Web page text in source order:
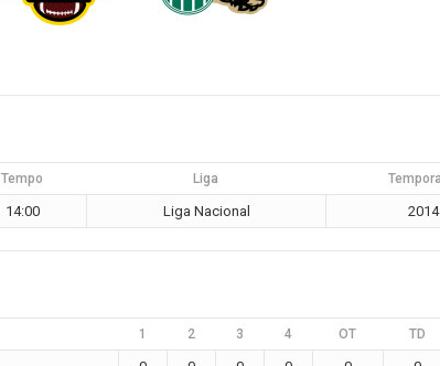
Tempo Liga
14:00 Liga Nacional 2014
1 2 3 4 OT TD